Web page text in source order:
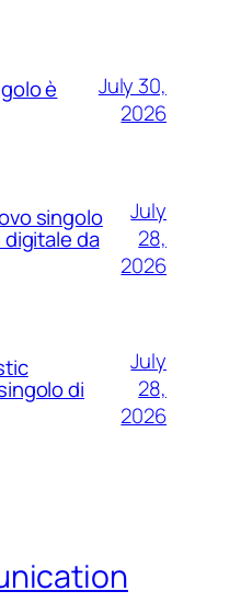
è
July 30,
2026
singolo
digitale da
July
28,
2026
di
July
28,
2026